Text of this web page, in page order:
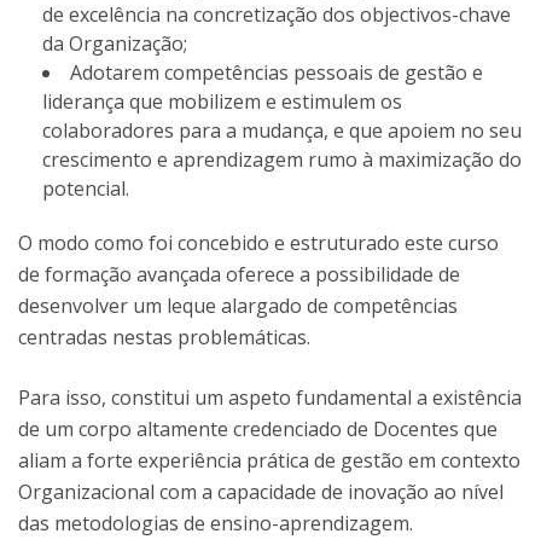
de excelência na concretização dos objectivos-chave
da Organização;
Adotarem competências pessoais de gestão e
liderança que mobilizem e estimulem os
colaboradores para a mudança, e que apoiem no seu
crescimento e aprendizagem rumo à maximização do
potencial.
O modo como foi concebido e estruturado este curso
de formação avançada oferece a possibilidade de
desenvolver um leque alargado de competências
centradas nestas problemáticas.
Para isso, constitui um aspeto fundamental a existência
de um corpo altamente credenciado de Docentes que
aliam a forte experiência prática de gestão em contexto
Organizacional com a capacidade de inovação ao nível
das metodologias de ensino-aprendizagem.